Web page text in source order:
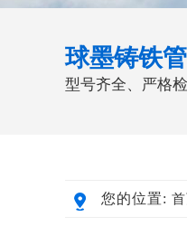
球墨铸铁
型号齐全、严格
您的位置: